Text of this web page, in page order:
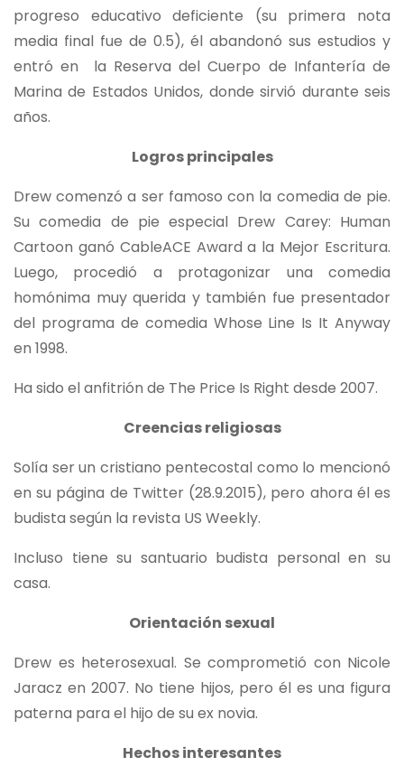
progreso educativo deficiente (su primera nota
media final fue de 0.5), él abandonó sus estudios y
entró en la Reserva del Cuerpo de Infantería de
Marina de Estados Unidos, donde sirvió durante seis
años.
Logros principales
Drew comenzó a ser famoso con la comedia de pie.
Su comedia de pie especial Drew Carey: Human
Cartoon ganó CableACE Award a la Mejor Escritura.
Luego, procedió a protagonizar una comedia
homónima muy querida y también fue presentador
del programa de comedia Whose Line Is It Anyway
en 1998.
Ha sido el anfitrión de The Price Is Right desde 2007.
Creencias religiosas
Solía ​​ser un cristiano pentecostal como lo mencionó
en su página de Twitter (28.9.2015), pero ahora él es
budista según la revista US Weekly.
Incluso tiene su santuario budista personal en su
casa.
Orientación sexual
Drew es heterosexual. Se comprometió con Nicole
Jaracz en 2007. No tiene hijos, pero él es una figura
paterna para el hijo de su ex novia.
Hechos interesantes